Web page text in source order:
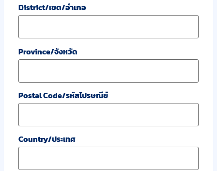
District/เขต/อำเภอ
Province/จังหวัด
Postal Code/รหัสไปรษณีย์
Country/ประเทศ